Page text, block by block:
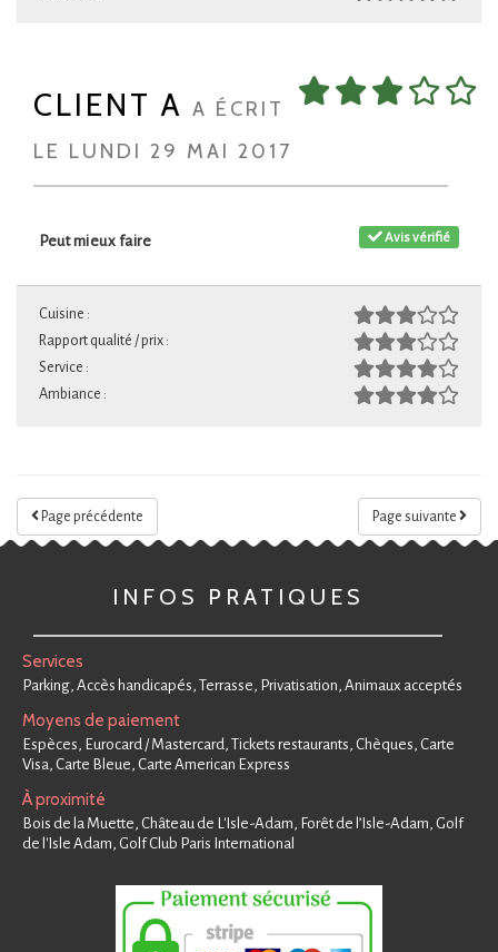
CLIENT A A ÉCRIT
LE LUNDI 29 MAI 2017
Avis vérifié
Peut mieux faire
Cuisine :
Rapport qualité / prix :
Service :
Ambiance :
Page suivante
Page précédente
INFOS PRATIQUES
Services
Parking, Accès handicapés, Terrasse, Privatisation, Animaux acceptés
Moyens de paiement
Espèces, Eurocard / Mastercard, Tickets restaurants, Chèques, Carte
Visa, Carte Bleue, Carte American Express
À proximité
Bois de la Muette, Château de L'Isle-Adam, Forêt de l’Isle-Adam, Golf
de l'Isle Adam, Golf Club Paris International